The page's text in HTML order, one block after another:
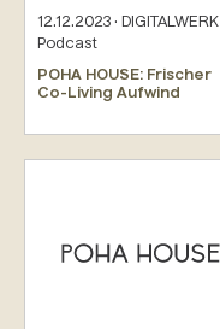
12.12.2023 · DIGITALWERK
Podcast
POHA HOUSE: Frischer
Co-Living Aufwind